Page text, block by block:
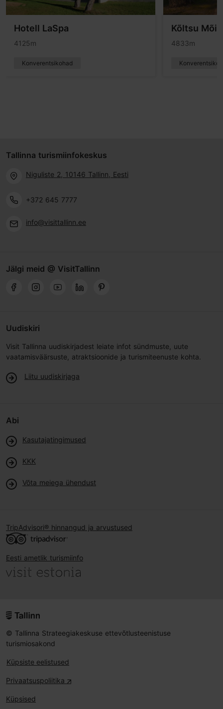
Hotell LaSpa
4125m
Konverentsikohad
Kõltsu Mõis
4833m
Tallinna turismiinfokeskus
Niguliste 2, 10146 Tallinn, Eesti
+372 645 7777
info@visittallinn.ee
Jälgi meid @ VisitTallinn
Uudiskiri
Visit Tallinna uudiskirjadest leiate infot sündmuste, uute
vaatamisväärsuste, atraktsioonide ja turismiteenuste kohta.
Liitu uudiskirjaga
Abi
Kasutajatingimused
KKK
Võta meiega ühendust
TripAdvisori® hinnangud ja arvustused
Eesti ametlik turismiinfo
© Tallinna Strateegiakeskuse ettevõtlusteenistuse
turismiosakond
Küpsiste eelistused
Privaatsuspoliitika
Küpsised